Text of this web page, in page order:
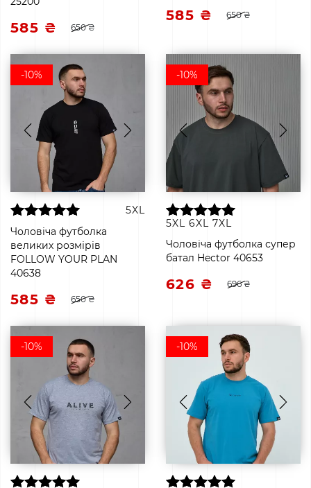
585 ₴ 650 ₴
585 ₴ 650 ₴
-10%
5XL
Чоловіча футболка
великих розмірів
FOLLOW YOUR PLAN
40638
585 ₴ 650 ₴
-10%
5XL 6XL 7XL
Чоловіча футболка супер
батал Hector 40653
626 ₴ 696 ₴
-10% -10%